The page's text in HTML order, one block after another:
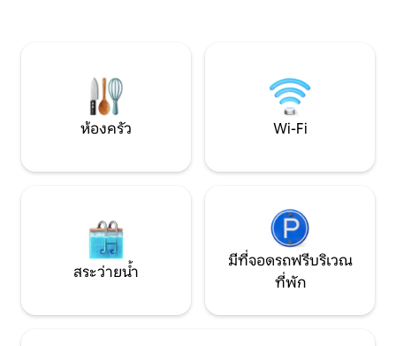
ห้องครัว Wi-Fi
สระว่ายน้ำ
มีที่จอดรถฟรีบริเวณ
ที่พัก